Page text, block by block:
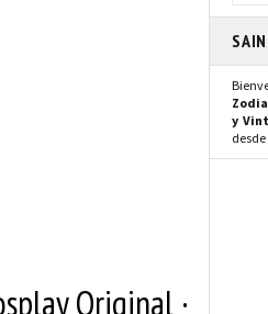
Original ·
y